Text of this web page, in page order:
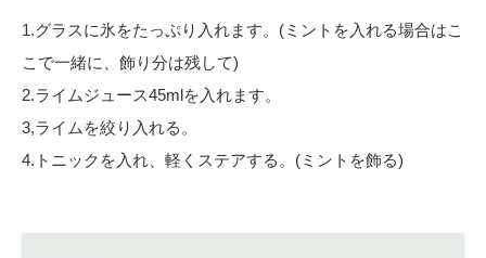
1.グラスに氷をたっぷり入れます。(ミントを入れる場合はこ
こで一緒に、飾り分は残して)
2.ライムジュース45mlを入れます。
3,ライムを絞り入れる。
4.トニックを入れ、軽くステアする。(ミントを飾る)